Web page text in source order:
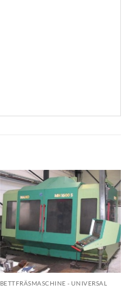
BETTFRÄSMASCHINE - UNIVERSAL